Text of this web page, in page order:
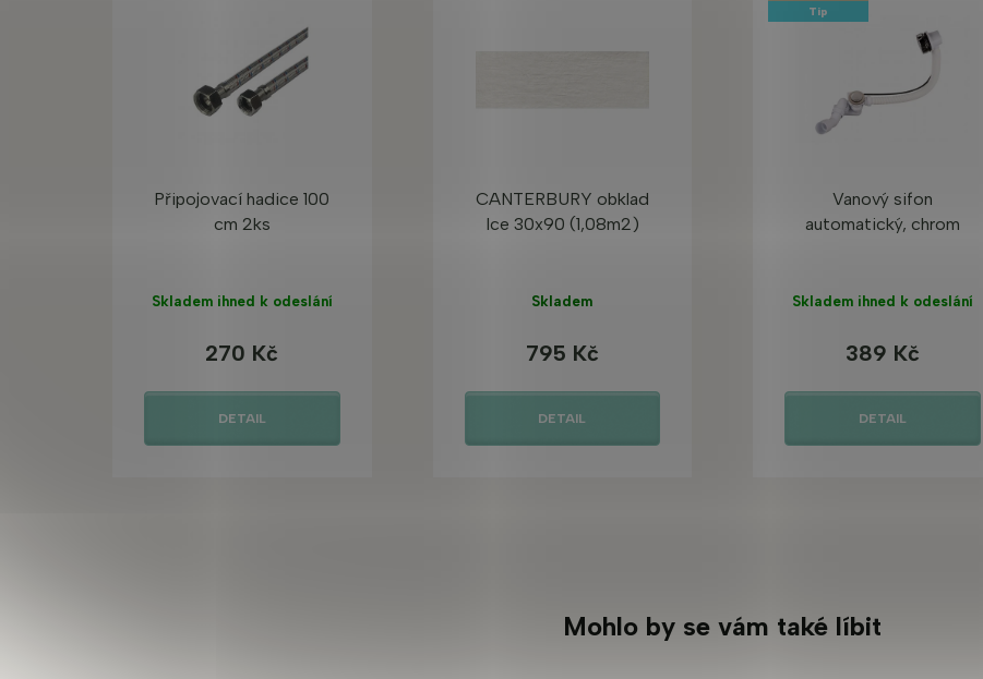
Připojovací hadice 100
cm 2ks
Skladem ihned k odeslání
270 Kč
DETAIL
CANTERBURY obklad
Ice 30x90 (1,08m2)
Skladem
795 Kč
DETAIL
Tip
Vanový sifon
automatický, chrom
Skladem ihned k odeslání
389 Kč
DETAIL
Mohlo by se vám také líbit